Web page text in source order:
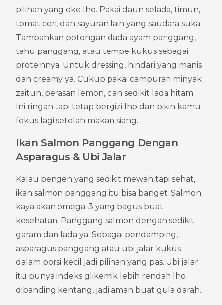
pilihan yang oke lho. Pakai daun selada, timun,
tomat ceri, dan sayuran lain yang saudara suka.
Tambahkan potongan dada ayam panggang,
tahu panggang, atau tempe kukus sebagai
proteinnya. Untuk dressing, hindari yang manis
dan creamy ya. Cukup pakai campuran minyak
zaitun, perasan lemon, dan sedikit lada hitam.
Ini ringan tapi tetap bergizi lho dan bikin kamu
fokus lagi setelah makan siang.
Ikan Salmon Panggang Dengan
Asparagus & Ubi Jalar
Kalau pengen yang sedikit mewah tapi sehat,
ikan salmon panggang itu bisa banget. Salmon
kaya akan omega-3 yang bagus buat
kesehatan. Panggang salmon dengan sedikit
garam dan lada ya. Sebagai pendamping,
asparagus panggang atau ubi jalar kukus
dalam porsi kecil jadi pilihan yang pas. Ubi jalar
itu punya indeks glikemik lebih rendah lho
dibanding kentang, jadi aman buat gula darah.